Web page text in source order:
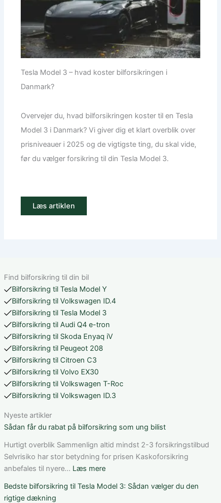
Tesla Model 3 – hvad koster bilforsikringen i
Danmark?
Overvejer du, hvad bilforsikringen koster til en Tesla
Model 3 i Danmark? Vi giver dig et klart overblik over
prisniveauer i 2025 og de vigtigste ting, du skal vide,
før du vælger forsikring til din Tesla Model 3.
Læs artiklen
Find bilforsikring til din bil
Bilforsikring til Tesla Model Y
Bilforsikring til Volkswagen ID.4
Bilforsikring til Tesla Model 3
Bilforsikring til Audi Q4 e-tron
Bilforsikring til Skoda Enyaq iV
Bilforsikring til Peugeot 208
Bilforsikring til Citroen C3
Bilforsikring til Volvo EX30
Bilforsikring til Volkswagen T-Roc
Bilforsikring til Volkswagen ID.3
Nyeste artikler
Sådan får du rabat på bilforsikring som ung bilist
Hurtigt overblik Sammenlign altid mindst 2-3 forsikringstilbud
Selvrisiko har stor betydning for prisen Kaskoforsikring
anbefales til nyere… Læs mere:
får
Bedste bilforsikring til Tesla Model 3: Sådan vælger du den
rigtige dækning